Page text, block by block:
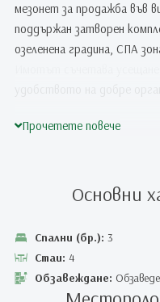
мезонет за продажба във
поддържан затворен
озеленена градина, СПА
реално присъствие в
Симеоново остава един
зеленина и спокойствие,
Районът предлага бърз
Околовръстен път,
градини и градски услуги.
Прочетете повече
Основни
Спални (бр.): 3
Стаи: 4
Обзавеждане: